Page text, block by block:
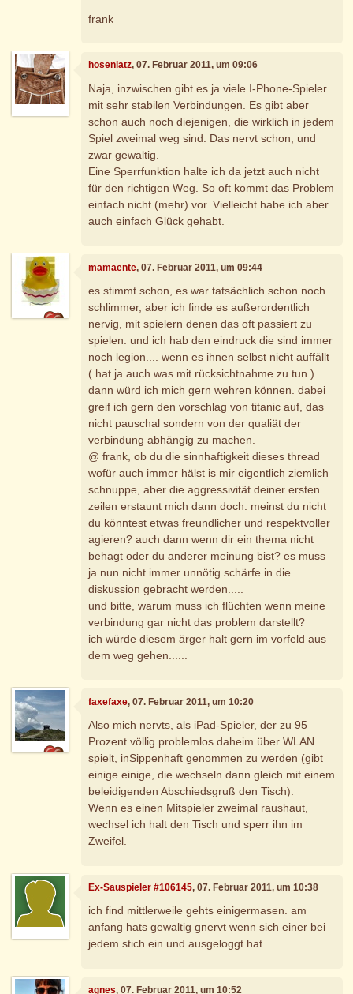
frank
hosenlatz, 07. Februar 2011, um 09:06
Naja, inzwischen gibt es ja viele I-Phone-Spieler
mit sehr stabilen Verbindungen. Es gibt aber
schon auch noch diejenigen, die wirklich in jedem
Spiel zweimal weg sind. Das nervt schon, und
zwar gewaltig.
Eine Sperrfunktion halte ich da jetzt auch nicht
für den richtigen Weg. So oft kommt das Problem
einfach nicht (mehr) vor. Vielleicht habe ich aber
auch einfach Glück gehabt.
mamaente, 07. Februar 2011, um 09:44
es stimmt schon, es war tatsächlich schon noch
schlimmer, aber ich finde es außerordentlich
nervig, mit spielern denen das oft passiert zu
spielen. und ich hab den eindruck die sind immer
noch legion.... wenn es ihnen selbst nicht auffällt
( hat ja auch was mit rücksichtnahme zu tun )
dann würd ich mich gern wehren können. dabei
greif ich gern den vorschlag von titanic auf, das
nicht pauschal sondern von der qualiät der
verbindung abhängig zu machen.
@ frank, ob du die sinnhaftigkeit dieses thread
wofür auch immer hälst is mir eigentlich ziemlich
schnuppe, aber die aggressivität deiner ersten
zeilen erstaunt mich dann doch. meinst du nicht
du könntest etwas freundlicher und respektvoller
agieren? auch dann wenn dir ein thema nicht
behagt oder du anderer meinung bist? es muss
ja nun nicht immer unnötig schärfe in die
diskussion gebracht werden.....
und bitte, warum muss ich flüchten wenn meine
verbindung gar nicht das problem darstellt?
ich würde diesem ärger halt gern im vorfeld aus
dem weg gehen......
faxefaxe, 07. Februar 2011, um 10:20
Also mich nervts, als iPad-Spieler, der zu 95
Prozent völlig problemlos daheim über WLAN
spielt, inSippenhaft genommen zu werden (gibt
einige einige, die wechseln dann gleich mit einem
beleidigenden Abschiedsgruß den Tisch).
Wenn es einen Mitspieler zweimal raushaut,
wechsel ich halt den Tisch und sperr ihn im
Zweifel.
Ex-Sauspieler #106145, 07. Februar 2011, um 10:38
ich find mittlerweile gehts einigermasen. am
anfang hats gewaltig gnervt wenn sich einer bei
jedem stich ein und ausgeloggt hat
agnes, 07. Februar 2011, um 10:52